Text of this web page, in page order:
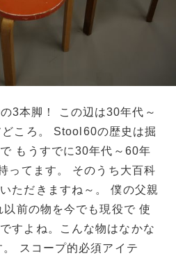
3本脚！ この辺は30年代～
ころ。 Stool60の歴史は掘
もうすでに30年代～60年
ってます。 そのうち大百科
ただきますね～。 僕の父親
前の物を今でも現役で 使
すよね。こんな物はなかな
スコープ的必須アイテ